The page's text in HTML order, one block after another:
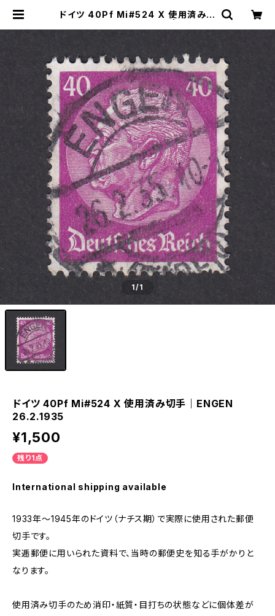
ドイツ 40Pf Mi#524 X 使用済み切
タンプのネットショップ | Young St
1/1
ドイツ 40Pf Mi#524 X 使用済み切手｜ENGEN
26.2.1935
¥1,500
残り1点
International shipping available
1933年～1945年のドイツ（ナチス期）で実際に使用された郵便
切手です。
実逓郵便に用いられた資料で、当時の郵便史を知る手がかりと
なります。
使用済み切手のため消印・紙質・目打ちの状態などに個体差が